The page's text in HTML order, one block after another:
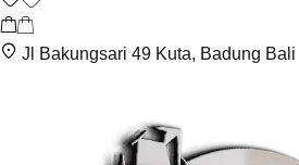
Jl Bakungsari 49 Kuta, Badung Bali